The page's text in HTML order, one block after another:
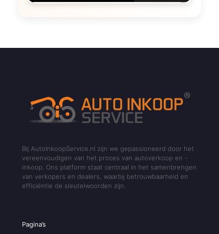
Bij AutoInkoopService.nl zijn we gepassioneerd door het
vereenvoudigen van het proces van autoverkoop en -
inkoop. Ons platform staat centraal in het samenbrengen
van verkopers en dealers, waarbij betrouwbaarheid en
efficiëntie de sleutelwoorden zijn.
Pagina’s